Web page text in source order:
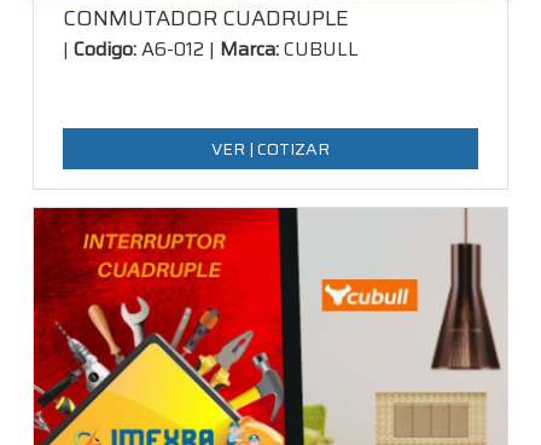
CONMUTADOR CUADRUPLE
| Codigo:A6-012 | Marca:CUBULL